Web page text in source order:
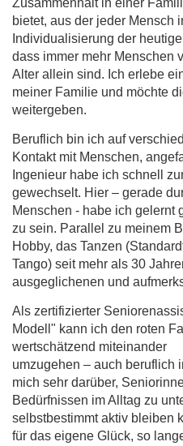
Zusammenhalt in einer
bietet, aus der jeder Mensch
Individualisierung der
dass immer mehr Menschen
Alter allein sind. Ich erlebe
meiner Familie und möchte
weitergeben.
Beruflich bin ich auf
Kontakt mit Menschen,
Ingenieur habe ich schnell
gewechselt. Hier – gerade
Menschen - habe ich gelernt
zu sein. Parallel zu meinem
Hobby, das Tanzen
Tango) seit mehr als 30
ausgeglichenen und
Als zertifizierter
Modell" kann ich den roten
wertschätzend miteinander
umzugehen – auch beruflich
mich sehr darüber,
Bedürfnissen im Alltag zu
selbstbestimmt aktiv bleiben
für das eigene Glück, so